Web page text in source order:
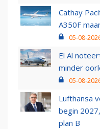
Cathay
A350F
05-08-
El Al
minder
05-08-
Lufthansa
begin
plan B